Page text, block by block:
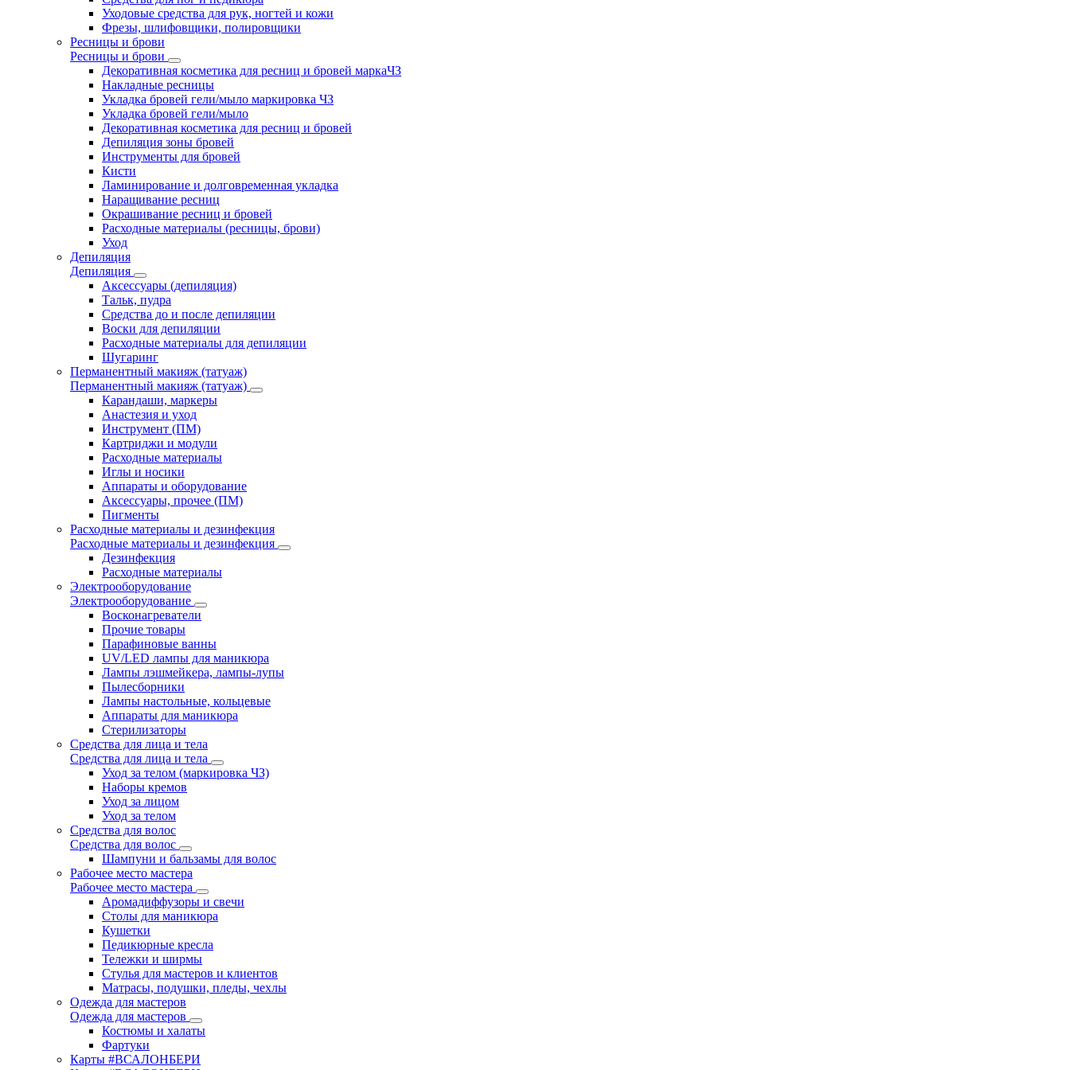
Уходовые средства для рук, ногтей и кожи
Фрезы, шлифовщики, полировщики
Ресницы и брови
Ресницы и брови
Декоративная косметика для ресниц и бровей маркаЧЗ
Накладные ресницы
Укладка бровей гели/мыло маркировка ЧЗ
Укладка бровей гели/мыло
Декоративная косметика для ресниц и бровей
Депиляция зоны бровей
Инструменты для бровей
Кисти
Ламинирование и долговременная укладка
Наращивание ресниц
Окрашивание ресниц и бровей
Расходные материалы (ресницы, брови)
Уход
Депиляция
Депиляция
Аксессуары (депиляция)
Тальк, пудра
Средства до и после депиляции
Воски для депиляции
Расходные материалы для депиляции
Шугаринг
Перманентный макияж (татуаж)
Перманентный макияж (татуаж)
Карандаши, маркеры
Анастезия и уход
Инструмент (ПМ)
Картриджи и модули
Расходные материалы
Иглы и носики
Аппараты и оборудование
Аксессуары, прочее (ПМ)
Пигменты
Расходные материалы и дезинфекция
Расходные материалы и дезинфекция
Дезинфекция
Расходные материалы
Электрооборудование
Электрооборудование
Восконагреватели
Прочие товары
Парафиновые ванны
UV/LED лампы для маникюра
Лампы лэшмейкера, лампы-лупы
Пылесборники
Лампы настольные, кольцевые
Аппараты для маникюра
Стерилизаторы
Средства для лица и тела
Средства для лица и тела
Уход за телом (маркировка ЧЗ)
Наборы кремов
Уход за лицом
Уход за телом
Средства для волос
Средства для волос
Шампуни и бальзамы для волос
Рабочее место мастера
Рабочее место мастера
Аромадиффузоры и свечи
Столы для маникюра
Кушетки
Педикюрные кресла
Тележки и ширмы
Стулья для мастеров и клиентов
Матрасы, подушки, пледы, чехлы
Одежда для мастеров
Одежда для мастеров
Костюмы и халаты
Фартуки
Карты #ВСАЛОНБЕРИ